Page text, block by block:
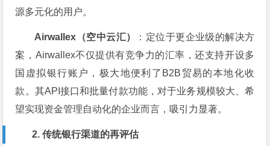
源多元化的用户。
Airwallex（空中云汇）
：定位于更企业级的解决方
案，Airwallex不仅提供有竞争力的汇率，还支持开设多
国虚拟银行账户，极大地便利了B2B贸易的本地化收
款。其API接口和批量付款功能，对于业务规模较大、希
望实现资金管理自动化的企业而言，吸引力显著。
2. 传统银行渠道的再评估